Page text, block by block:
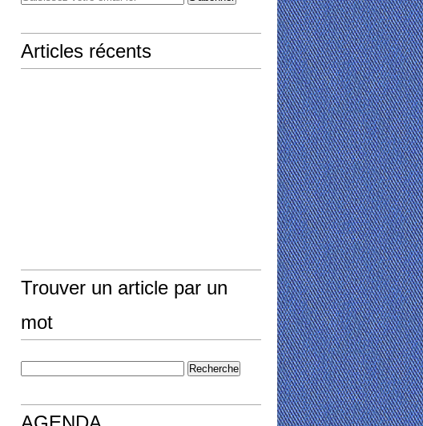
Articles récents
Trouver un article par un
mot